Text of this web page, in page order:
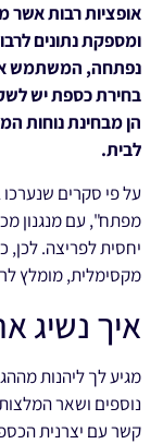
אופציות רבות
ומספקת נתונים
נפתחה, המשתמש
בחירת כספת יש
הן מבחינת נוחות
לבית.
על פי סקרים
מפתח", עם מנגנון
יחסית לפריצה. לכן,
מקסימלית, מומלץ
איך נשיג
מגיע לך ליהנות
נוספים ושאר